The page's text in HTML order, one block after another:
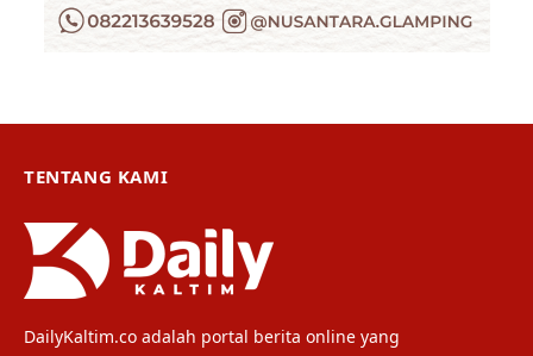
TENTANG KAMI
DailyKaltim.co adalah portal berita online yang